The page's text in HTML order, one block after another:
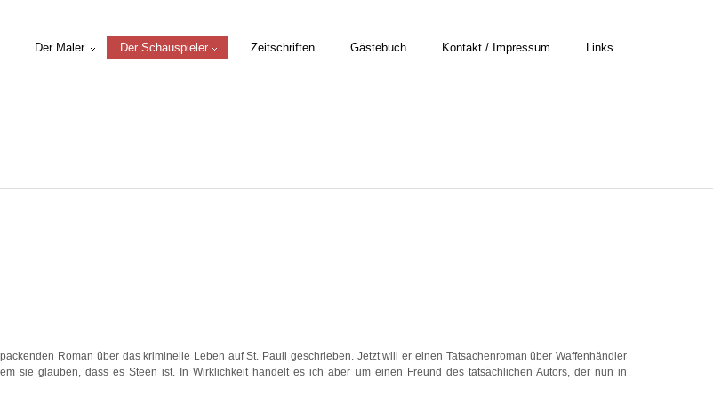
Der Maler Der Schauspieler Zeitschriften Gästebuch Kontakt / Impressum Links
Roman über das kriminelle Leben auf St. Pauli geschrieben. Jetzt will er einen Tatsachenroman über Waffenhändler
sie glauben, dass es Steen ist. In Wirklichkeit handelt es ich aber um einen Freund des tatsächlichen Autors, der nun in